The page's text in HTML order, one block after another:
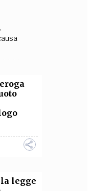
,
legge